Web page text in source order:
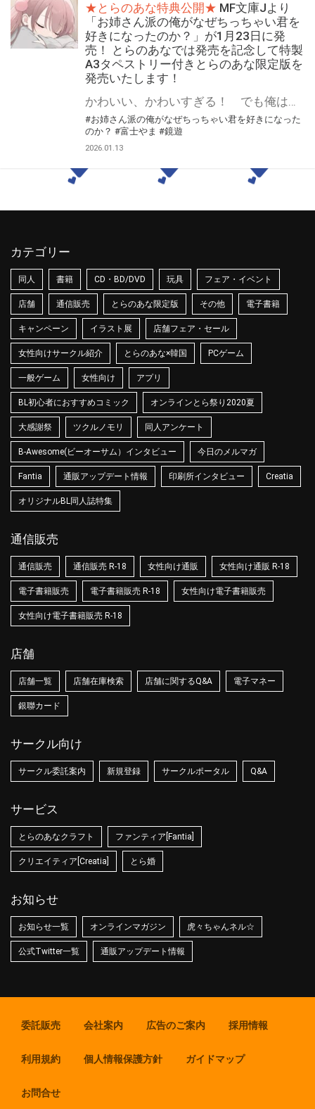
★とらのあな特典公開★ MF文庫Jより
「お姉さん派の俺がなぜちっちゃい君を
好きになったのか？」が1月23日に発
売！ とらのあなでは発売を記念して特製
A3タペストリー付きとらのあな限定版を
発売いたします！
かわいい、かわいすぎる！ でも俺は背の高いお姉さんが好きなんだ……！ MF文庫Jより 『お姉さん派の俺がなぜちっちゃい君を好きになったのか？』が1月23日(金)に発売！ とらのあなでは発売を記念して「特製A3タペストリー付き」とらのあな限定版を発売いたします。 とらのあな限定版の数は限られていますので是非お早めにお求めください！
#お姉さん派の俺がなぜちっちゃい君を好きになった
のか？ #富士やま #鏡遊
2026.01.13
カテゴリー
同人 書籍 CD・BD/DVD 玩具 フェア・イベント
店舗 通信販売 とらのあな限定版 その他 電子書籍
キャンペーン イラスト展 店舗フェア・セール
女性向けサークル紹介 とらのあな×韓国 PCゲーム
一般ゲーム 女性向け アプリ
BL初心者におすすめコミック オンラインとら祭り2020夏
大感謝祭 ツクルノモリ 同人アンケート
B-Awesome(ビーオーサム）インタビュー 今日のメルマガ
Fantia 通販アップデート情報 印刷所インタビュー Creatia
オリジナルBL同人誌特集
通信販売
通信販売 通信販売 R-18 女性向け通販 女性向け通販 R-18
電子書籍販売 電子書籍販売 R-18 女性向け電子書籍販売
女性向け電子書籍販売 R-18
店舗
店舗一覧 店舗在庫検索 店舗に関するQ&A 電子マネー
銀聯カード
サークル向け
サークル委託案内 新規登録 サークルポータル Q&A
サービス
とらのあなクラフト ファンティア[Fantia]
クリエイティア[Creatia] とら婚
お知らせ
お知らせ一覧 オンラインマガジン 虎々ちゃんネル☆
公式Twitter一覧 通販アップデート情報
委託販売 会社案内 広告のご案内 採用情報
利用規約 個人情報保護方針 ガイドマップ
お問合せ